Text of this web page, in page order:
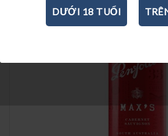
DƯỚI 18 TUỔI